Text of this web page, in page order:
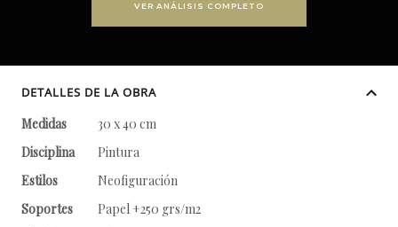
VER ANÁLISIS COMPLETO
DETALLES DE LA OBRA
Medidas
30 x 40 cm
Disciplina
Pintura
Estilos
Neofiguración
Soportes
Papel +250 grs/m2